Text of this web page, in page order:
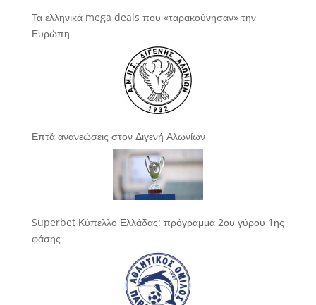
Τα ελληνικά mega deals που «ταρακούνησαν» την
Ευρώπη
Επτά ανανεώσεις στον Διγενή Αλωνίων
Superbet Κύπελλο Ελλάδας: πρόγραμμα 2ου γύρου 1ης
φάσης